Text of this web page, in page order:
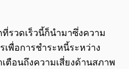
รวดเร็วนี้ก็นำมาซึ่งความ
พื่อการชำระหนี้ระหว่าง
เตือนถึงความเสี่ยงด้านสภาพ